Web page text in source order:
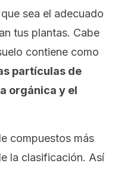
sea el adecuado
tus plantas. Cabe
contiene como
partículas de
orgánica y el
compuestos más
la clasificación. Así